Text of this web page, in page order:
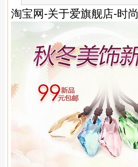
淘宝网-关于爱旗舰店-时尚